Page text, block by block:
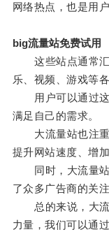
网络热点，也是用
big流量站免费试用
这些站点通常汇
乐、视频、游戏等
用户可以通过这
满足自己的需求。
大流量站也注重
提升网站速度、增
同时，大流量站
了众多广告商的关注
总的来说，大流
力量，我们可以通